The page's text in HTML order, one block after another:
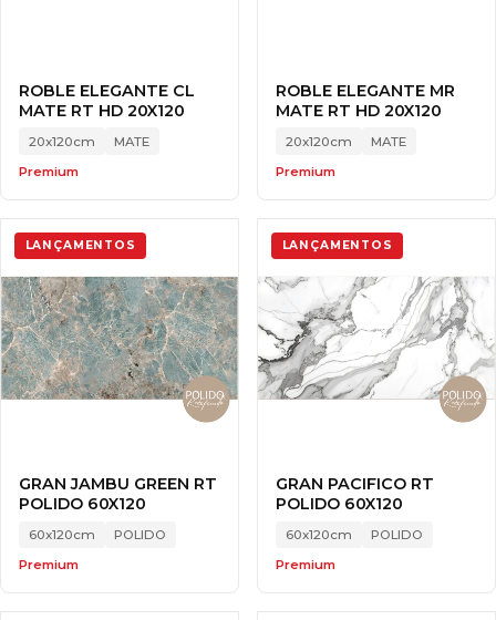
ROBLE ELEGANTE CL
MATE RT HD 20X120
20x120cm
MATE
Premium
ROBLE ELEGANTE MR
MATE RT HD 20X120
20x120cm
MATE
Premium
LANÇAMENTOS
GRAN JAMBU GREEN RT
POLIDO 60X120
60x120cm
POLIDO
Premium
LANÇAMENTOS
GRAN PACIFICO RT
POLIDO 60X120
60x120cm
POLIDO
Premium